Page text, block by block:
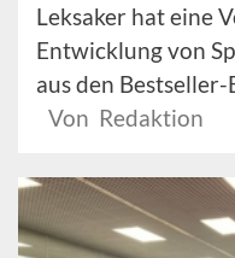
Leksaker hat eine
Entwicklung von
aus den Bestseller-
Von Redaktion